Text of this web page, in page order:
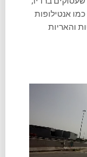
אנטילופות
והאריות